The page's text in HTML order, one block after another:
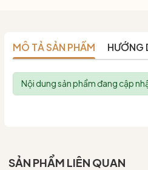
MÔ TẢ SẢN PHẨM HƯỚNG
Nội dung sản phẩm đang cập
SẢN PHẨM LIÊN QUAN